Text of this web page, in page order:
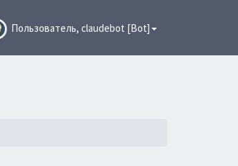
Пользователь, claudebot [Bot]